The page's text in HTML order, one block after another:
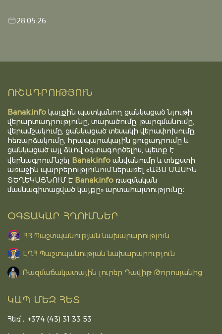
28.05.26
ՈՒՇԱԴՐՈՒԹՅՈՒՆ
Banak.info կայքին պատկանող ցանկացած նյութի
վերարտադրությունը, տարածումը, թարգմանումը,
վերամշակումը, ցանկացած տեսակի վերափոխումը,
հեռարձակումը, հրապարակային ցուցադրումը և
ցանկացած այլ ձևով օգտագործելիս, պետք է
վերնագրում նշել Banak.info անվանումը և տեքստի
առաջին պարբերությունում ներառել «ԱՅՍ ՄԱՍԻՆ
ՏԵՂԵԿԱՑՆՈՒՄ Է Banak.info ռազմական
մասնագիտացված կայքը» արտահայտությունը։
ՕԳՏԱԿԱՐ ՀՂՈՒՄՆԵՐ
ՀՀ Պաշտպանության նախարարություն
ԼՂՀ Պաշտպանության նախարարություն
Ռազմաճակատային լուրեր Դավիթ Թորոսյանից
ԿԱՊ ՄԵԶ ՀԵՏ
Հեռ՝․ +374 (43) 31 33 53